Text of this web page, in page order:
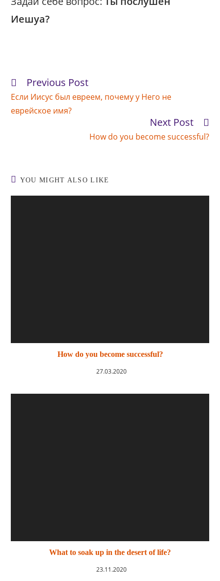
Иешуа?
Read
articles
Previous Post
Если Иисус был евреем, почему у Него не
еврейское имя?
Next Post
How do you become successful?
YOU MIGHT ALSO LIKE
How do you become successful?
27.03.2020
What to soak up in the desert of life?
23.11.2020